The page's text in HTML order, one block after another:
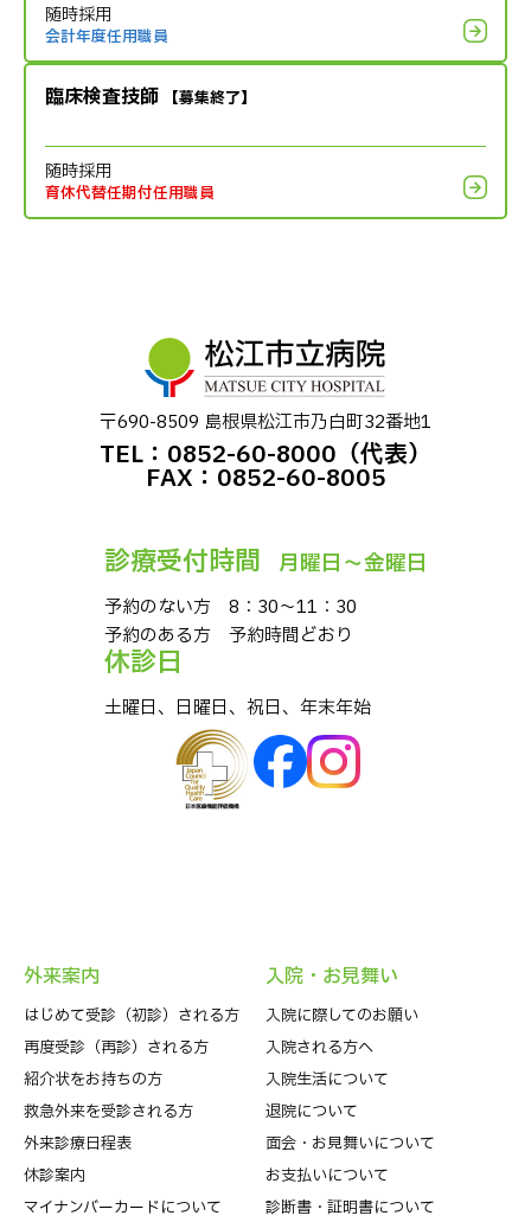
随時採用
会計年度任用職員
臨床検査技師 【募集終了】
随時採用
育休代替任期付任用職員
〒690-8509 島根県松江市乃⽩町32番地1
TEL：0852-60-8000（代表）
FAX：0852-60-8005
診療受付時間 ⽉曜⽇〜⾦曜⽇
予約のない⽅ 8：30〜11：30
予約のある⽅ 予約時間どおり
休診⽇
⼟曜⽇、⽇曜⽇、祝⽇、年末年始
外来案内
はじめて受診（初診）される⽅
再度受診（再診）される方
紹介状をお持ちの⽅
救急外来を受診される⽅
外来診療⽇程表
休診案内
マイナンバーカードについて
⼊院・お⾒舞い
入院に際してのお願い
入院される方へ
入院生活について
退院について
⾯会・お見舞いについて
お支払いについて
診断書・証明書について